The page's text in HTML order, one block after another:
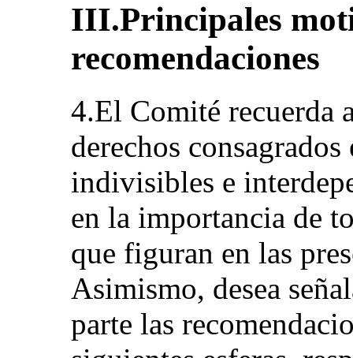
III.Principales
recomendaciones
4.El Comité recuerda
derechos
indivisibles e
en la importancia de
que figuran en las
Asimismo, desea
parte las